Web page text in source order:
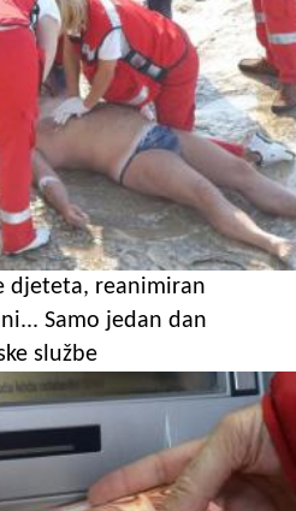
djeteta, reanimiran
Samo jedan dan
službe